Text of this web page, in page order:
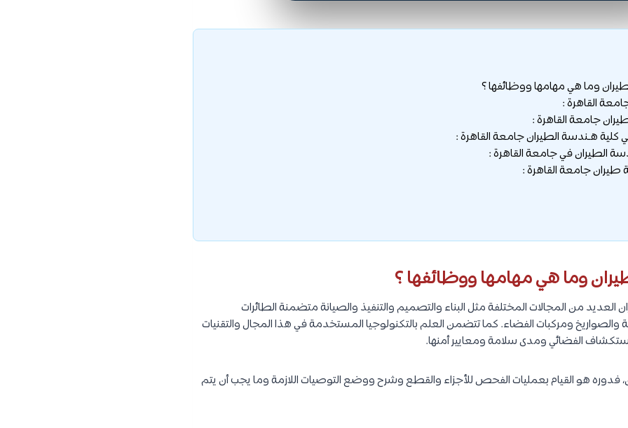
وما هي مهامها ووظائفها ؟
القاهرة :
جامعة القاهرة :
هـندسة الطيران جامعة القاهرة :
الطيران في جامعة القاهرة :
جامعة القاهرة :
وما هي مهامها ووظائفها ؟
من المجالات المختلفة مثل البناء والتصميم والتنفيذ والصيانة متضمنة الطائرات
والصواريخ ومركبات الفضاء. كما تتضمن العلم بالتكنولوجيا المستخدمة في هذا المجال والتقنيات
الفضائي ومدى سلامة ومعايير أمنها.
فدوره هو القيام بعمليات الفحص للأجزاء والقطع وشرح ووضع التوصيات اللازمة وما يجب أن يتم